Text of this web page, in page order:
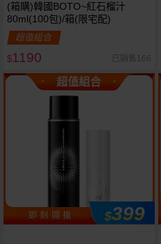
(箱購)韓國BOTO~紅石榴汁
80ml(100包)/箱(限宅配)
超值組合
$1190 已銷售166
超值組合
即 刻 開 搶 $399